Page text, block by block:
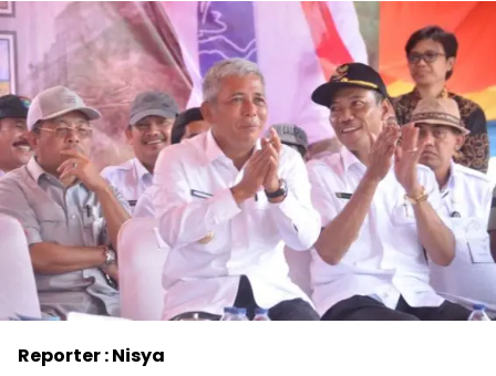
Reporter : Nisya